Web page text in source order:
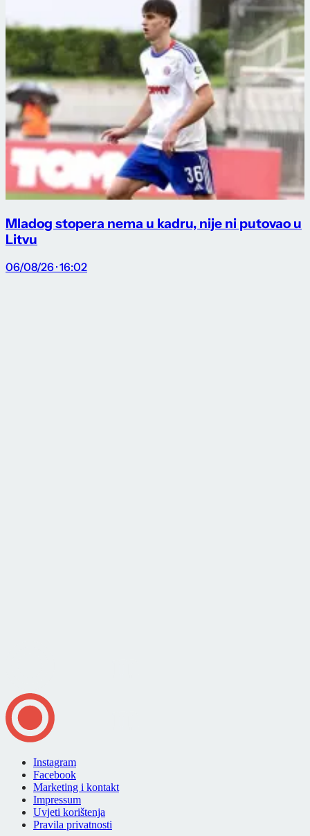
Mladog stopera nema u kadru, nije ni putovao u
Litvu
06/08/26 · 16:02
Instagram
Facebook
Marketing i kontakt
Impressum
Uvjeti korištenja
Pravila privatnosti